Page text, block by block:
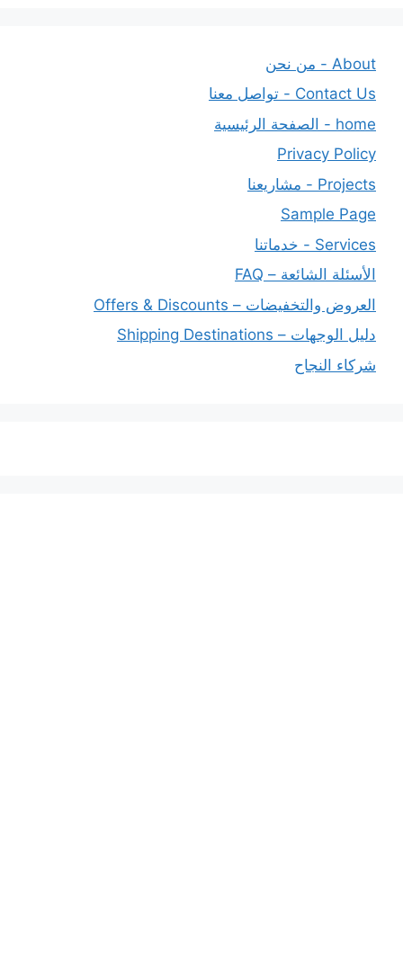
About - من نحن
Contact Us - تواصل معنا
home - الصفحة الرئيسية
Privacy Policy
Projects - مشاريعنا
Sample Page
Services - خدماتنا
الأسئلة الشائعة – FAQ
العروض والتخفيضات – Offers & Discounts
دليل الوجهات – Shipping Destinations
شركاء النجاح